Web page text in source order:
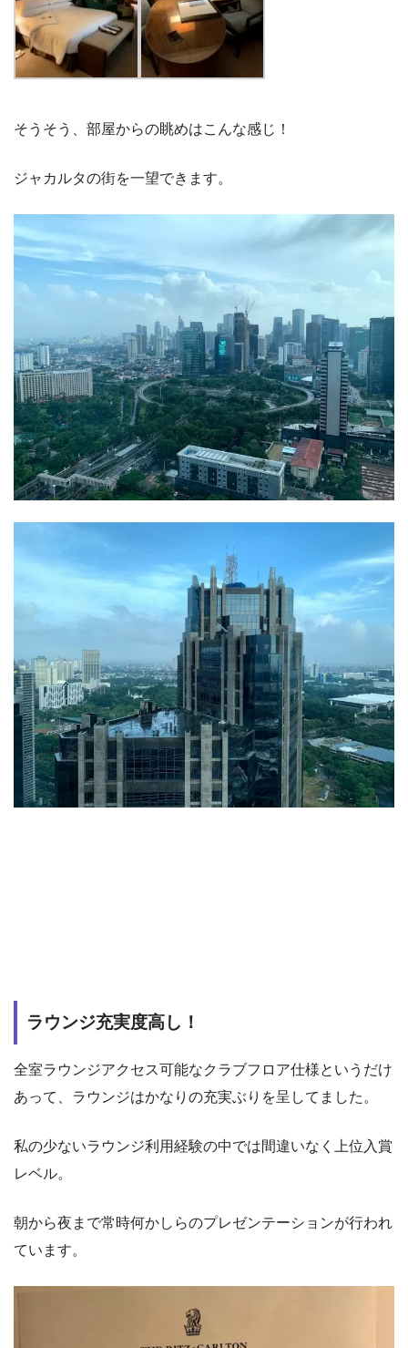
そうそう、部屋からの眺めはこんな感じ！
ジャカルタの街を一望できます。
ラウンジ充実度高し！
全室ラウンジアクセス可能なクラブフロア仕様というだけ
あって、ラウンジはかなりの充実ぶりを呈してました。
私の少ないラウンジ利用経験の中では間違いなく上位入賞
レベル。
朝から夜まで常時何かしらのプレゼンテーションが行われ
ています。